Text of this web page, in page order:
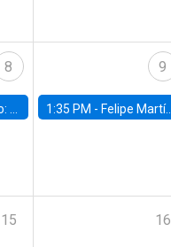
8
IA»
9
1:35 PM - Felipe Martínez, alumno Doctorado en Economía UC
15 16